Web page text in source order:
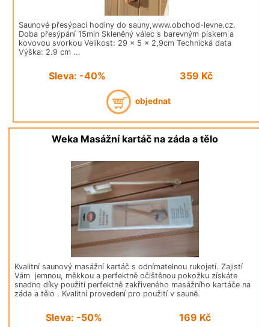
Saunové přesýpací hodiny do sauny,www.obchod-levne.cz.
Doba přesýpání 15min Skleněný válec s barevným pískem a
kovovou svorkou Velikost: 29 x 5 x 2,9cm Technická data
Výška: 2.9 cm ...
Sleva: -40% 359 Kč
objednat
Weka Masážní kartáč na záda a tělo
Kvalitní saunový masážní kartáč s odnímatelnou rukojetí. Zajistí
Vám jemnou, měkkou a perfektně očištěnou pokožku získáte
snadno díky použití perfektně zakřiveného masážního kartáče na
záda a tělo . Kvalitní provedení pro použití v sauně.
Sleva: -50% 169 Kč